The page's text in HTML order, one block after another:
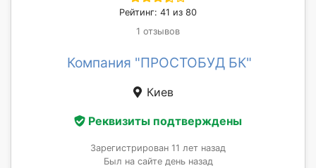
Рейтинг: 41 из 80
1 отзывов
Компания "ПРОСТОБУД БК"
Киев
Реквизиты подтверждены
Зарегистрирован 11 лет назад
Был на сайте день назад